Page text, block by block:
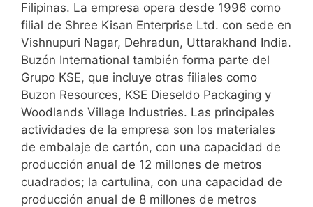
Filipinas. La empresa opera desde 1996 como
filial de Shree Kisan Enterprise Ltd. con sede en
Vishnupuri Nagar, Dehradun, Uttarakhand India.
Buzón International también forma parte del
Grupo KSE, que incluye otras filiales como
Buzon Resources, KSE Dieseldo Packaging y
Woodlands Village Industries. Las principales
actividades de la empresa son los materiales
de embalaje de cartón, con una capacidad de
producción anual de 12 millones de metros
cuadrados; la cartulina, con una capacidad de
producción anual de 8 millones de metros